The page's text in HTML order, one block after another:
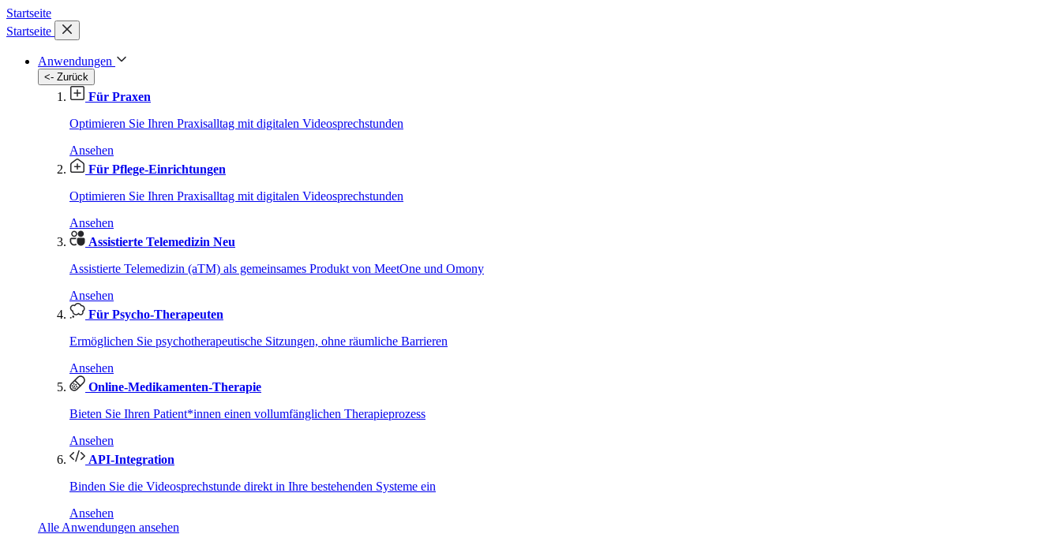
Startseite
Startseite
Anwendungen
<- Zurück
Für Praxen
Optimieren Sie Ihren Praxisalltag mit digitalen Videosprechstunden
Ansehen
Für Pflege-Einrichtungen
Optimieren Sie Ihren Praxisalltag mit digitalen Videosprechstunden
Ansehen
Assistierte Telemedizin Neu
Assistierte Telemedizin (aTM) als gemeinsames Produkt von MeetOne und Omony
Ansehen
Für Psycho-Therapeuten
Ermöglichen Sie psychotherapeutische Sitzungen, ohne räumliche Barrieren
Ansehen
Online-Medikamenten-Therapie
Bieten Sie Ihren Patient*innen einen vollumfänglichen Therapieprozess
Ansehen
API-Integration
Binden Sie die Videosprechstunde direkt in Ihre bestehenden Systeme ein
Ansehen
Alle Anwendungen ansehen